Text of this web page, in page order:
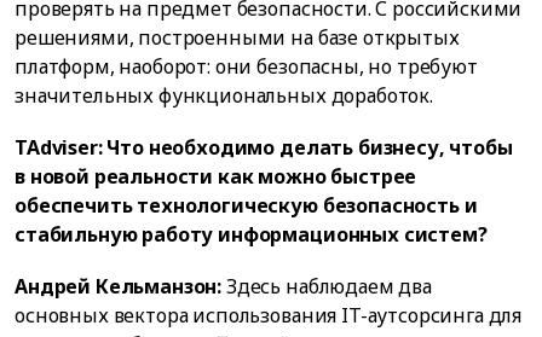
проверять на предмет безопасности. С российскими
решениями, построенными на базе открытых
платформ, наоборот: они безопасны, но требуют
значительных функциональных доработок.
TAdviser: Что необходимо делать бизнесу, чтобы
в новой реальности как можно быстрее
обеспечить технологическую безопасность и
стабильную работу информационных систем?
Андрей Кельманзон:Здесь наблюдаем два
основных вектора использования IT-аутсорсинга для